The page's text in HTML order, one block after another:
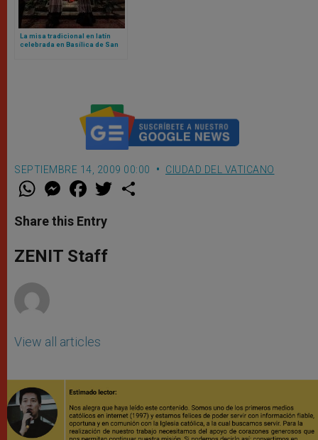
La misa tradicional en latín
celebrada en Basílica de San
SEPTIEMBRE 14, 2009 00:00 CIUDAD DEL VATICANO
W
t
s
p
p
M
e
s
e
g
e
F
a
e
b
o
k
w
Share this Entry
ZENIT Staff
View all articles